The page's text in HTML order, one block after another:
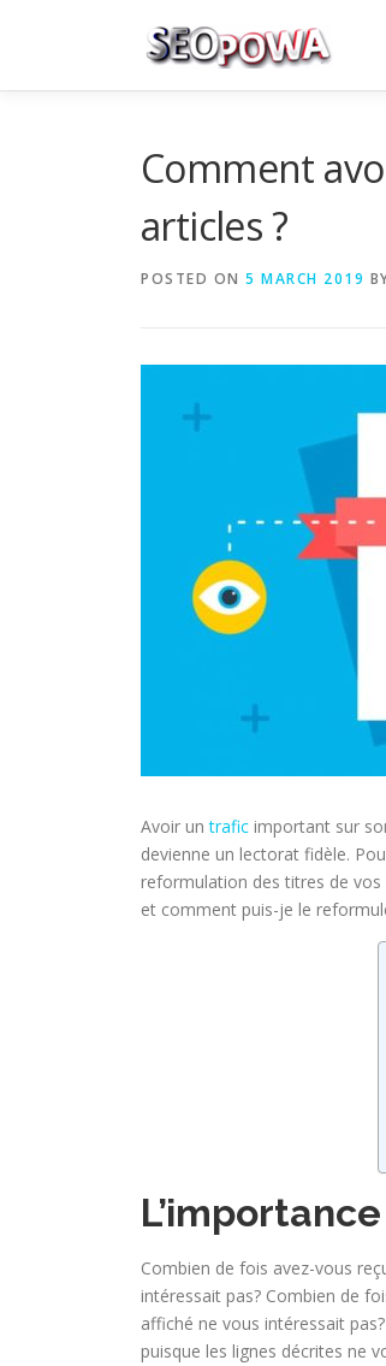
Comment
articles ?
POSTED ON 5 MARCH 2019
Avoir untrafic important sur
devienne un lectorat fidèle.
reformulation des titres de
et comment puis-je le
Combien de fois avez-vous
intéressait pas? Combien de
affiché ne vous intéressait
puisque les lignes décrites ne